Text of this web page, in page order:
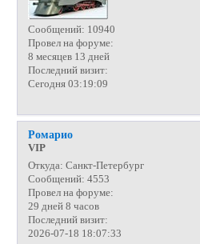
Сообщений: 10940
Провел на форуме:
8 месяцев 13 дней
Последний визит:
Сегодня 03:19:09
Ромарио
VIP
Откуда: Санкт-Петербург
Сообщений: 4553
Провел на форуме:
29 дней 8 часов
Последний визит:
2026-07-18 18:07:33